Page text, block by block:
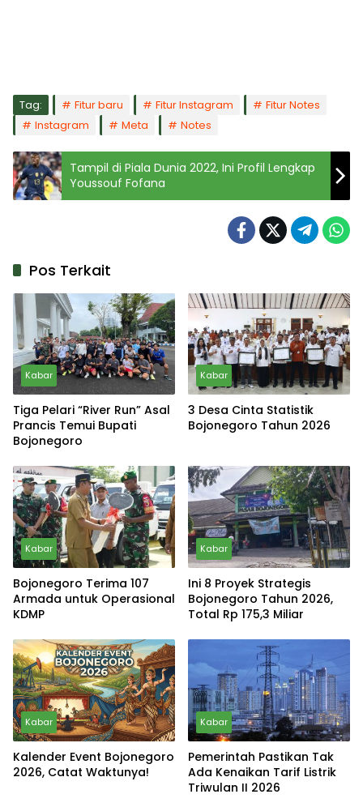
Tag: Fitur baru Fitur Instagram
Fitur Notes
Instagram
Meta Notes
Tampil di Piala Dunia 2022, Ini Profil Lengkap
Youssouf Fofana
Pos Terkait
Kabar
Tiga Pelari “River Run” Asal
Prancis Temui Bupati
Bojonegoro
Kabar
3 Desa Cinta Statistik
Bojonegoro Tahun 2026
Kabar
Bojonegoro Terima 107
Armada untuk Operasional
KDMP
Kabar
Ini 8 Proyek Strategis
Bojonegoro Tahun 2026,
Total Rp 175,3 Miliar
Kabar
Kalender Event Bojonegoro
2026, Catat Waktunya!
Kabar
Pemerintah Pastikan Tak
Ada Kenaikan Tarif Listrik
Triwulan II 2026